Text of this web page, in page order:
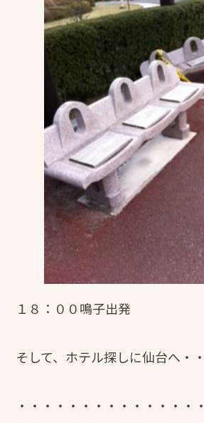
１８：００鳴子出発
そして、ホテル探しに仙台へ・
・・・・・・・・・・・・・・